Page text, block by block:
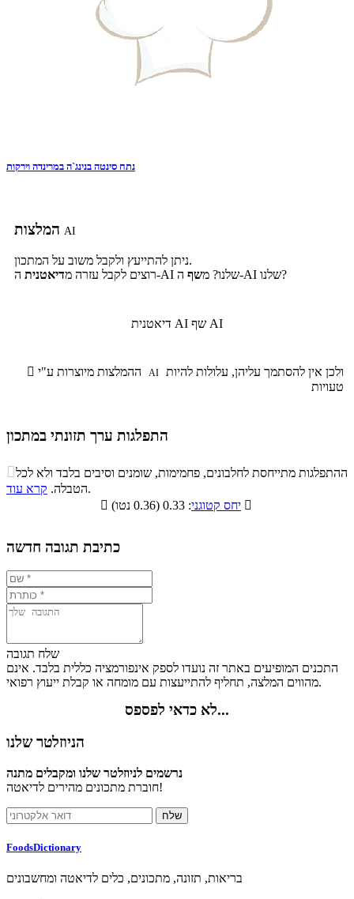
נתח סינטה בנינג`ה במרינדה וירקות
AI
ניתן להתייעץ ולקבל משוב על המתכון.
רוצים לקבל עזרה מדיאטנית ה-AI שלנו? משף ה-AI שלנו?
דיאטנית AI שף AI
 AI
טעויות
התפלגות ערך תזונתי במתכון
התפלגות ערך תזונתי במתכון
סיבים
תזונתיים
שומנים חלבונים
10.8% 59.9%
ההתפלגות מתייחסת לחלבונים, פחמימות, שומנים וסיבים בלבד ולא לכל
הטבלה. קרא עוד
.

יחס קטוגני 
כתיבת תגובה חדשה
שלח תגובה
התכנים המופיעים באתר זה נועדו לספק אינפורמציה כללית בלבד. אינם
מהווים המלצה, תחליף להתייעצות עם מומחה או קבלת ייעוץ רפואי.
לא כדאי לפספס...
הניוזלטר שלנו
נרשמים לניוזלטר שלנו ומקבלים מתנה
חוברת מתכונים מהירים לדיאטה!
FoodsDictionary
בריאות, תזונה, מתכונים, כלים לדיאטה ומחשבונים